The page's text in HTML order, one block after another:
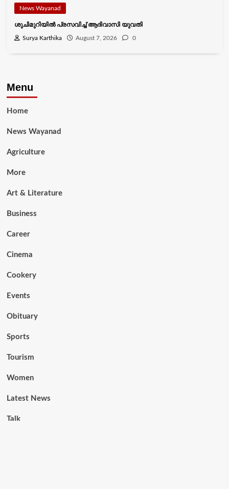
News Wayanad
ശുചിമുറിയിൽ പ്രസവിച്ച് ആദിവാസി യുവതി
Surya Karthika August 7, 2026 0
Menu
Home
News Wayanad
Agriculture
More
Art & Literature
Business
Career
Cinema
Cookery
Events
Obituary
Sports
Tourism
Women
Latest News
Talk